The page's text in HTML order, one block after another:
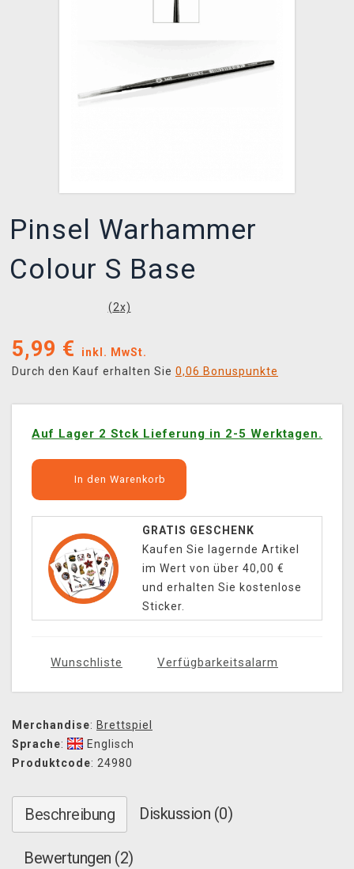
Pinsel Warhammer
Colour S Base
(2x)
5,99 €
inkl. MwSt.
Durch den Kauf erhalten Sie 0,06 Bonuspunkte
Auf Lager 2 Stck Lieferung in 2-5 Werktagen.
In den Warenkorb
GRATIS GESCHENK
Kaufen Sie lagernde Artikel
im Wert von über 40,00 €
und erhalten Sie kostenlose
Sticker.
Wunschliste Verfügbarkeitsalarm
Merchandise: Brettspiel
Sprache:
Englisch
Produktcode: 24980
Beschreibung Diskussion (0)
Bewertungen (2)